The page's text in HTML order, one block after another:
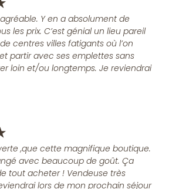
Y en a absolument de
les prix. C’est génial un lieu pareil
centres villes fatigants où l’on
partir avec ses emplettes sans
loin et/ou longtemps. Je reviendrai
,que cette magnifique boutique.
avec beaucoup de goût. Ça
tout acheter ! Vendeuse très
lors de mon prochain séjour